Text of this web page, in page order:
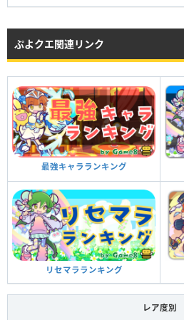
ぷよクエ関連リンク
最強キャラランキング
リセマラランキング
レア度別